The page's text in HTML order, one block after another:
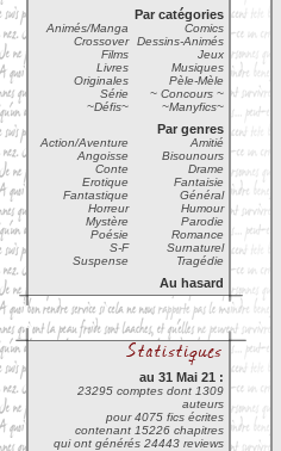
Par catégories
Animés/Manga
Comics
Crossover
Dessins-Animés
Films
Jeux
Livres
Musiques
Originales
Pèle-Mèle
Série
~ Concours ~
~Défis~
~Manyfics~
Par genres
Action/Aventure
Amitié
Angoisse
Bisounours
Conte
Drame
Erotique
Fantaisie
Fantastique
Général
Horreur
Humour
Mystère
Parodie
Poésie
Romance
S-F
Surnaturel
Suspense
Tragédie
Au hasard
au 31 Mai 21 :
23295 comptes dont 1309
auteurs
pour 4075 fics écrites
contenant 15226 chapitres
qui ont générés 24443 reviews